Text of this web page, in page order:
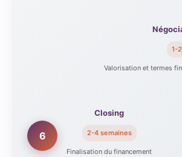
1-
Valorisation et termes
6
Closing
2-4 semaines
Finalisation du financement